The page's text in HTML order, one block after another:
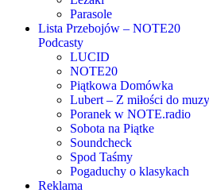
Parasole
Lista Przebojów – NOTE20
Podcasty
LUCID
NOTE20
Piątkowa Domówka
Lubert – Z miłości do
Poranek w NOTE.radio
Sobota na Piątke
Soundcheck
Spod Taśmy
Pogaduchy o klasykach
Reklama